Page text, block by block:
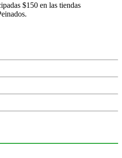
$150 en las tiendas